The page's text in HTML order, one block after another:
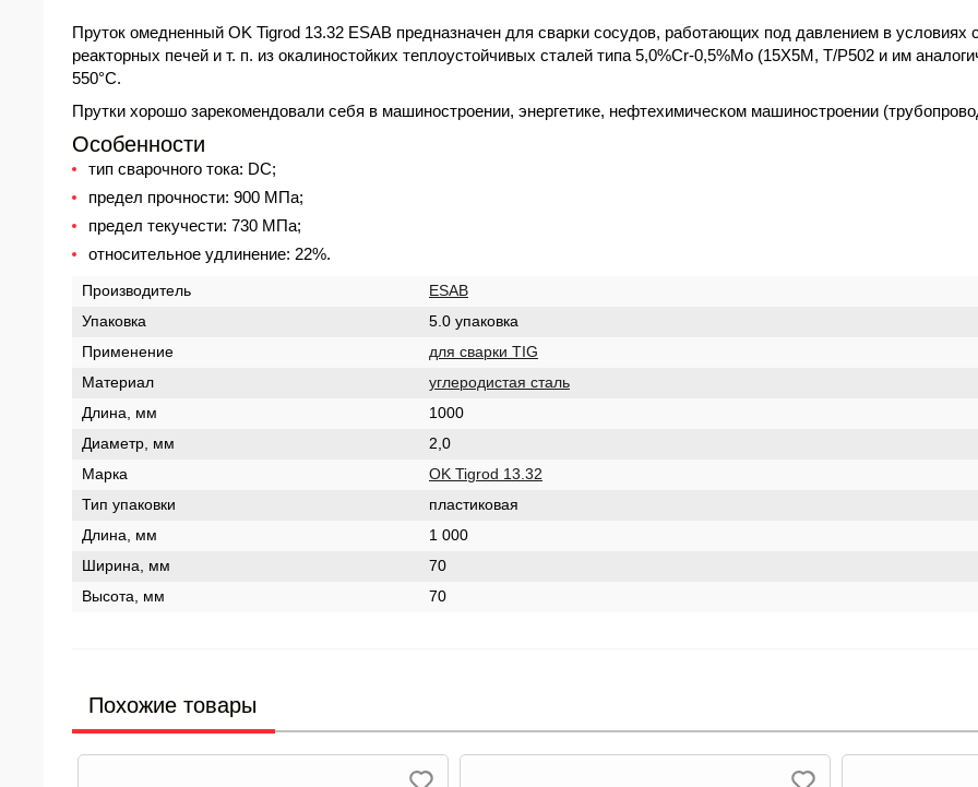
Пруток омедненный OK Tigrod 13.32 ESAB предназначен для сварки сосудов, работающих под давлением в условиях
реакторных печей и т. п. из окалиностойких теплоустойчивых сталей типа 5,0%Cr-0,5%Mo (15Х5М, T/P502 и им
550°С.
Прутки хорошо зарекомендовали себя в машиностроении, энергетике, нефтехимическом машиностроении
Особенности
тип сварочного тока: DC;
предел прочности: 900 МПа;
предел текучести: 730 МПа;
относительное удлинение: 22%.
Производитель
ESAB
Упаковка
5.0 упаковка
Применение
для сварки TIG
Материал
углеродистая сталь
Длина, мм
1000
Диаметр, мм
2,0
Марка
OK Tigrod 13.32
Тип упаковки
пластиковая
Длина, мм
1 000
Ширина, мм
70
Высота, мм
70
Похожие товары